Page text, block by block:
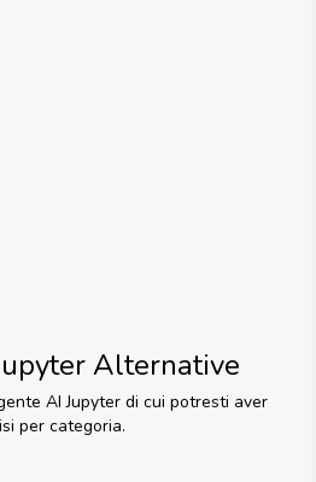
Alternative
AI Jupyter di cui potresti aver
per categoria.